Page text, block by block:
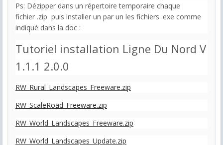
Ps: Dézipper dans un répertoire temporaire chaque
fichier .zip puis installer un par un les fichiers .exe comme
indiqué dans la doc :
Tutoriel installation Ligne Du Nord V
1.1.1 2.0.0
RW_Rural_Landscapes_Freeware.zip
RW_ScaleRoad_Freeware.zip
RW_World_Landscapes_Freeware.zip
RW_World_Landscapes_Update.zip